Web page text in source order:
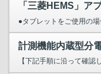
「三菱HEMS」ア
●タブレットをご使用の場
【下記手順に沿って確認